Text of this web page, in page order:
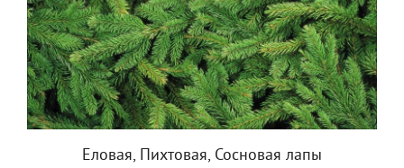
Еловая, Пихтовая, Сосновая лапы